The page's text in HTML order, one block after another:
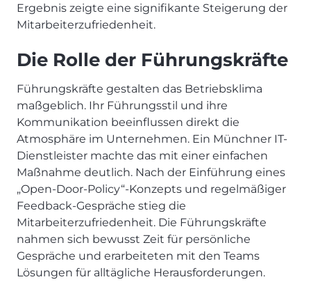
Ergebnis zeigte eine signifikante Steigerung der
Mitarbeiterzufriedenheit.
Die Rolle der Führungskräfte
Führungskräfte gestalten das Betriebsklima
maßgeblich. Ihr Führungsstil und ihre
Kommunikation beeinflussen direkt die
Atmosphäre im Unternehmen. Ein Münchner IT-
Dienstleister machte das mit einer einfachen
Maßnahme deutlich. Nach der Einführung eines
„Open-Door-Policy“-Konzepts und regelmäßiger
Feedback-Gespräche stieg die
Mitarbeiterzufriedenheit. Die Führungskräfte
nahmen sich bewusst Zeit für persönliche
Gespräche und erarbeiteten mit den Teams
Lösungen für alltägliche Herausforderungen.